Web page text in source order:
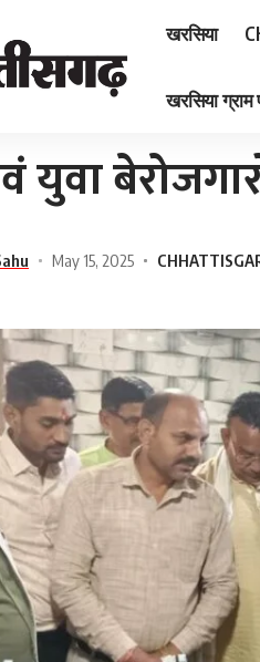
खरसिया
खरसिया ग्राम
युवा
May 15, 2025